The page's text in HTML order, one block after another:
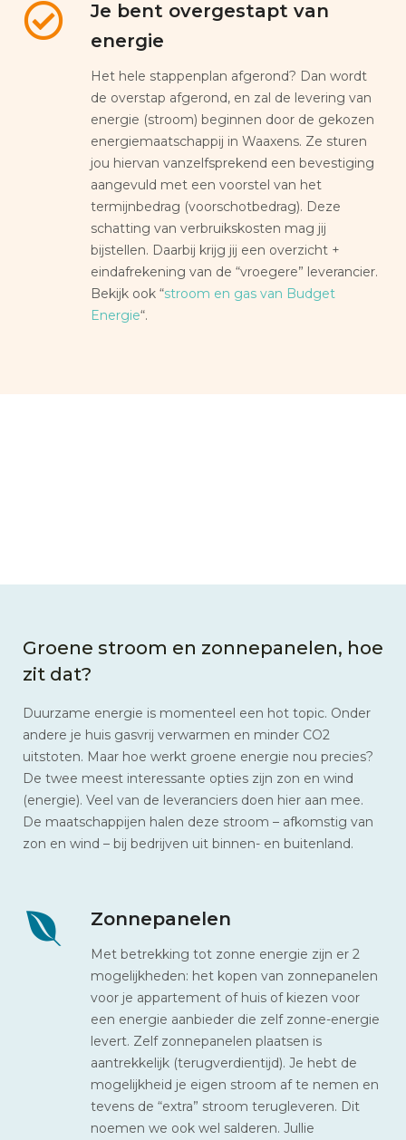
Je bent overgestapt van
energie
Het hele stappenplan afgerond? Dan wordt
de overstap afgerond, en zal de levering van
energie (stroom) beginnen door de gekozen
energiemaatschappij in Waaxens. Ze sturen
jou hiervan vanzelfsprekend een bevestiging
aangevuld met een voorstel van het
termijnbedrag (voorschotbedrag). Deze
schatting van verbruikskosten mag jij
bijstellen. Daarbij krijg jij een overzicht +
eindafrekening van de “vroegere” leverancier.
Bekijk ook “stroom en gas van Budget
Energie“.
Groene stroom en zonnepanelen, hoe
zit dat?
Duurzame energie is momenteel een hot topic. Onder
andere je huis gasvrij verwarmen en minder CO2
uitstoten. Maar hoe werkt groene energie nou precies?
De twee meest interessante opties zijn zon en wind
(energie). Veel van de leveranciers doen hier aan mee.
De maatschappijen halen deze stroom – afkomstig van
zon en wind – bij bedrijven uit binnen- en buitenland.
Zonnepanelen
Met betrekking tot zonne energie zijn er 2
mogelijkheden: het kopen van zonnepanelen
voor je appartement of huis of kiezen voor
een energie aanbieder die zelf zonne-energie
levert. Zelf zonnepanelen plaatsen is
aantrekkelijk (terugverdientijd). Je hebt de
mogelijkheid je eigen stroom af te nemen en
tevens de “extra” stroom terugleveren. Dit
noemen we ook wel salderen. Jullie